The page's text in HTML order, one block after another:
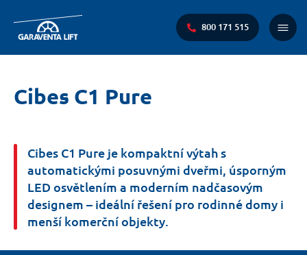
800 171 515
Main
Menu
You
are
Cibes C1 Pure
Cibes C1 Pure je kompaktní výtah s
automatickými posuvnými dveřmi, úsporným
LED osvětlením a moderním nadčasovým
designem – ideální řešení pro rodinné domy i
menší komerční objekty.